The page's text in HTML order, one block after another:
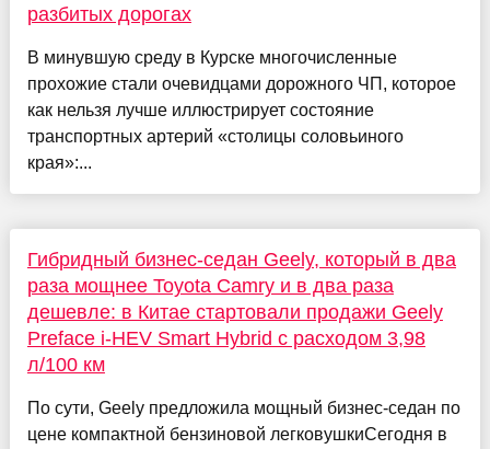
разбитых дорогах
В минувшую среду в Курске многочисленные
прохожие стали очевидцами дорожного ЧП, которое
как нельзя лучше иллюстрирует состояние
транспортных артерий «столицы соловьиного
края»:...
Гибридный бизнес-седан Geely, который в два
раза мощнее Toyota Camry и в два раза
дешевле: в Китае стартовали продажи Geely
Preface i-HEV Smart Hybrid с расходом 3,98
л/100 км
По сути, Geely предложила мощный бизнес-седан по
цене компактной бензиновой легковушкиСегодня в